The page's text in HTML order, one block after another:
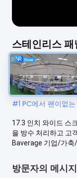
스테인리스 패
스테인리스 패널
#1 PC에서 팬이없
17.3 인치 와이드 스
을 방수 처리하고 고
Baverage 기업/가축
방문자의 메시지